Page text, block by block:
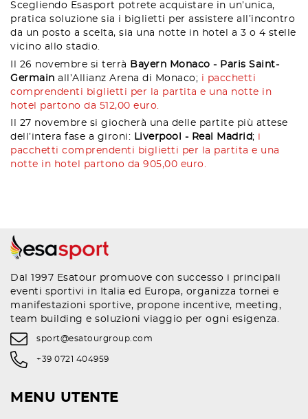
Scegliendo Esasport potrete acquistare in un’unica,
pratica soluzione sia i biglietti per assistere all’incontro
da un posto a scelta, sia una notte in hotel a 3 o 4 stelle
vicino allo stadio.
Il 26 novembre si terrà
Bayern Monaco - Paris Saint-
Germain all’Allianz Arena di Monaco; i pacchetti
comprendenti biglietti per la partita e una notte in
hotel partono da 512,00 euro.
Il 27 novembre si giocherà una delle partite più attese
dell’intera fase a gironi: Liverpool - Real Madrid; i
pacchetti comprendenti biglietti per la partita e una
notte in hotel partono da 905,00 euro.
Dal 1997 Esatour promuove con successo i principali
eventi sportivi in Italia ed Europa, organizza tornei e
manifestazioni sportive, propone incentive, meeting,
team building e soluzioni viaggio per ogni esigenza.
sport@esatourgroup.com
+39 0721 404959
MENU UTENTE